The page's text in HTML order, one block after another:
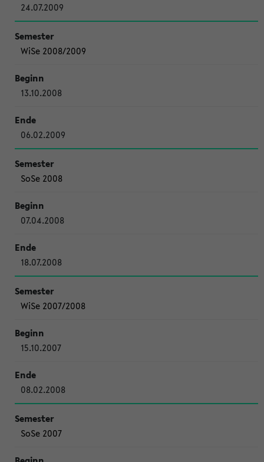
24.07.2009
WiSe 2008/2009
13.10.2008
06.02.2009
SoSe 2008
07.04.2008
18.07.2008
WiSe 2007/2008
15.10.2007
08.02.2008
SoSe 2007